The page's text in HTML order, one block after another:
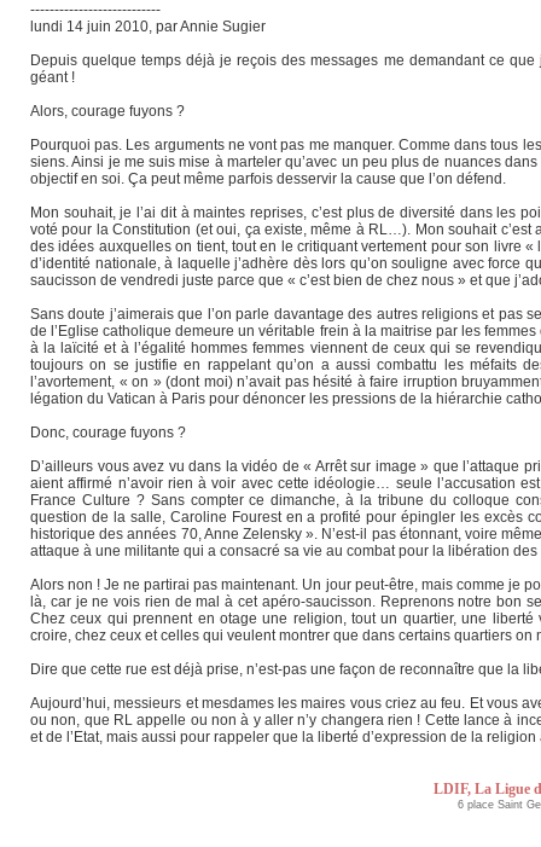
---------------------------
lundi 14 juin 2010, par Annie Sugier
Depuis quelque temps déjà je reçois des messages me demandant ce
géant !
Alors, courage fuyons ?
Pourquoi pas. Les arguments ne vont pas me manquer. Comme dans tous
siens. Ainsi je me suis mise à marteler qu’avec un peu plus de nuances
objectif en soi. Ça peut même parfois desservir la cause que l’on défend.
Mon souhait, je l’ai dit à maintes reprises, c’est plus de diversité dans les
voté pour la Constitution (et oui, ça existe, même à RL…). Mon souhait
des idées auxquelles on tient, tout en le critiquant vertement pour son livre
d’identité nationale, à laquelle j’adhère dès lors qu’on souligne avec force
saucisson de vendredi juste parce que « c’est bien de chez nous » et que
Sans doute j’aimerais que l’on parle davantage des autres religions et pas
de l’Eglise catholique demeure un véritable frein à la maitrise par les
à la laïcité et à l’égalité hommes femmes viennent de ceux qui se
toujours on se justifie en rappelant qu’on a aussi combattu les méfaits
l’avortement, « on » (dont moi) n’avait pas hésité à faire irruption
légation du Vatican à Paris pour dénoncer les pressions de la hiérarchie
Donc, courage fuyons ?
D’ailleurs vous avez vu dans la vidéo de « Arrêt sur image » que l’attaque
aient affirmé n’avoir rien à voir avec cette idéologie… seule l’accusation
France Culture ? Sans compter ce dimanche, à la tribune du colloque
question de la salle, Caroline Fourest en a profité pour épingler les excès
historique des années 70, Anne Zelensky ». N’est-il pas étonnant, voire
attaque à une militante qui a consacré sa vie au combat pour la libération des
Alors non ! Je ne partirai pas maintenant. Un jour peut-être, mais comme je
là, car je ne vois rien de mal à cet apéro-saucisson. Reprenons notre bon
Chez ceux qui prennent en otage une religion, tout un quartier, une
croire, chez ceux et celles qui veulent montrer que dans certains quartiers
Dire que cette rue est déjà prise, n’est-pas une façon de reconnaître que la
Aujourd’hui, messieurs et mesdames les maires vous criez au feu. Et vous
ou non, que RL appelle ou non à y aller n’y changera rien ! Cette lance à
et de l’Etat, mais aussi pour rappeler que la liberté d’expression de la
LDIF, La Ligue
6 place Saint